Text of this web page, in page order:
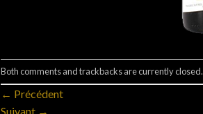
Both comments and trackbacks are currently closed.
← Précédent
Suivant →